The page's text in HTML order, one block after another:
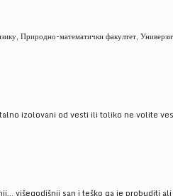
Природно-математички факултет,
izolovani od vesti ili toliko ne volite